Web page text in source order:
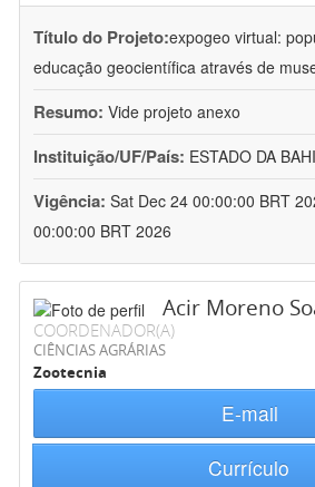
Título do Projeto:expogeo virtual:
educação geocientífica através de
Resumo: Vide projeto anexo
Instituição/UF/País: ESTADO DA
Vigência: Sat Dec 24 00:00:00 BRT
00:00:00 BRT 2026
Acir Moreno
COORDENADOR(A)
CIÊNCIAS AGRÁRIAS
Zootecnia
E-mail
Currículo